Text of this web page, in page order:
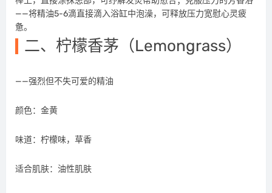
——将精油5-6滴直接滴入浴缸中泡澡，可释放压力宽慰心灵疲
惫。
二、柠檬香茅（Lemongrass）
——强烈但不失可爱的精油
颜色：金黄
味道：柠檬味，草香
适合肌肤：油性肌肤